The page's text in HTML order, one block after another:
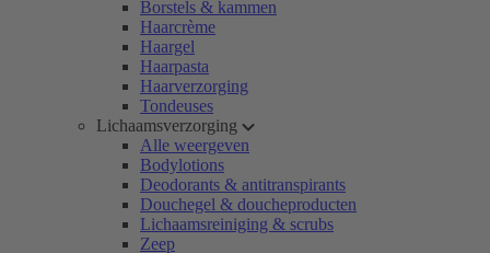
Borstels & kammen
Haarcrème
Haargel
Haarpasta
Haarverzorging
Tondeuses
Lichaamsverzorging
Alle weergeven
Bodylotions
Deodorants & antitranspirants
Douchegel & doucheproducten
Lichaamsreiniging & scrubs
Zeep